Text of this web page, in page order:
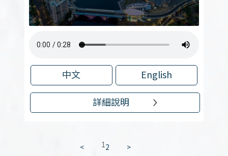
中文 English
詳細說明
< 1 2 >